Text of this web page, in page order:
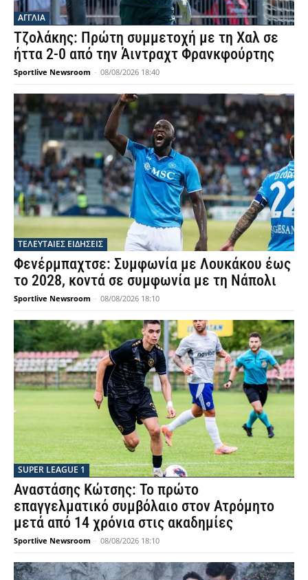
ΑΓΓΛΙΑ
Τζολάκης: Πρώτη συμμετοχή με τη Χαλ σε
ήττα 2-0 από την Άιντραχτ Φρανκφούρτης
Sportlive Newsroom - 08/08/2026 18:40
ΤΕΛΕΥΤΑΙΕΣ ΕΙΔΗΣΕΙΣ
Φενέρμπαχτσε: Συμφωνία με Λουκάκου έως
το 2028, κοντά σε συμφωνία με τη Νάπολι
Sportlive Newsroom - 08/08/2026 18:10
SUPER LEAGUE 1
Αναστάσης Κώτσης: Το πρώτο
επαγγελματικό συμβόλαιο στον Ατρόμητο
μετά από 14 χρόνια στις ακαδημίες
Sportlive Newsroom - 08/08/2026 18:10